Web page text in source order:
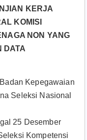
KERJA
KOMISI
NON YANG
DATA
Kepegawaian
Seleksi Nasional
25 Desember
Kompetensi